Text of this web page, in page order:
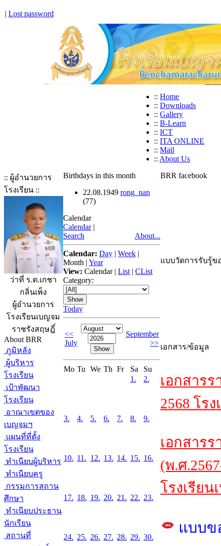
| Lost password
:: Home
:: Downloads
:: Gallery
:: B-Learn
:: ICT
:: ITA ONLINE
:: Mail
:: About Us
:: ผู้อำนวยการ
โรงเรียน ::
ว่าที่ ร.ต.เกชา
กลิ่นเพ็ง
ผู้อำนวยการ
โรงเรียนเบญจม
ราชรังสฤษฎิ์
About BRR
ภูมิหลัง
ผู้บริหาร
โรงเรียน
เป้าพัฒนา
โรงเรียน
อาณาเขตของ
เบญจมฯ
แผนที่ที่ตั้ง
โรงเรียน
ทำเนียบผู้บริหาร
ทำเนียบครู
กรรมการสถาน
ศึกษา
ทำเนียบประธาน
นักเรียน
สถานที่
Birthdays in this month
22.08.1949 rong_nan
(77)
Calendar
Calendar |
Search
About...
Calendar: Day | Week |
Month | Year
View: Calendar| List | CList
Category:
Today
<<
July
September
>>
Mo Tu We Th Fr Sa
Su
1.
2.
3. 4. 5. 6. 7. 8. 9.
10. 11. 12. 13. 14. 15. 16.
17. 18. 19. 20. 21. 22. 23.
24. 25. 26. 27. 28. 29. 30.
BRR facebook
แบบวัดการรับรู้ข
เอกสาร/ข้อมูล
เอกสาร
2568 โร
เอกสาร
(พ.ศ
โรงเรีย
แบบข